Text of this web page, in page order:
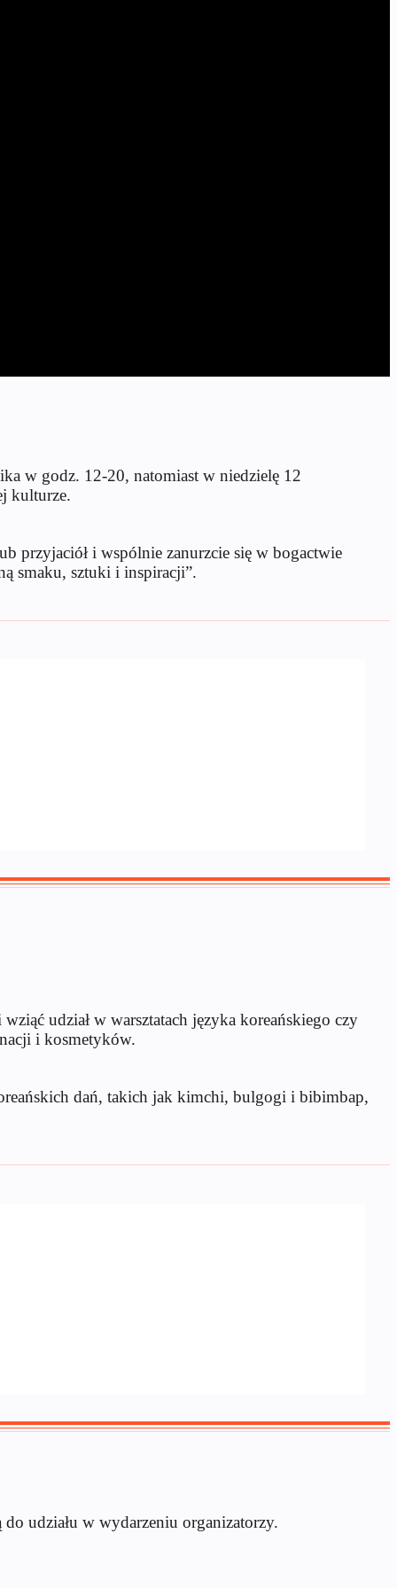
w godz. 12-20, natomiast w niedzielę 12
kulturze.
przyjaciół i wspólnie zanurzcie się w bogactwie
smaku, sztuki i inspiracji”.
udział w warsztatach języka koreańskiego czy
i kosmetyków.
dań, takich jak kimchi, bulgogi i bibimbap,
udziału w wydarzeniu organizatorzy.